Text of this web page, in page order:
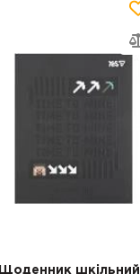
Щоденник шкільний